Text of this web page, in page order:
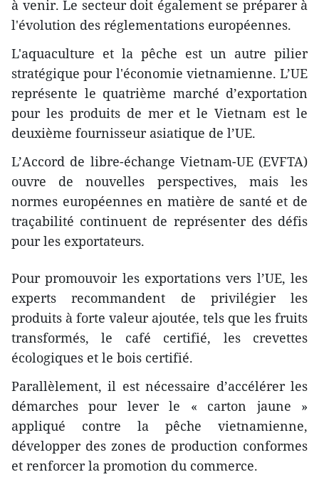
à venir. Le secteur doit également se préparer à
l'évolution des réglementations européennes.
L'aquaculture et la pêche est un autre pilier
stratégique pour l'économie vietnamienne. L’UE
représente le quatrième marché d’exportation
pour les produits de mer et le Vietnam est le
deuxième fournisseur asiatique de l’UE.
L’Accord de libre-échange Vietnam-UE (EVFTA)
ouvre de nouvelles perspectives, mais les
normes européennes en matière de santé et de
traçabilité continuent de représenter des défis
pour les exportateurs.
Pour promouvoir les exportations vers l’UE, les
experts recommandent de privilégier les
produits à forte valeur ajoutée, tels que les fruits
transformés, le café certifié, les crevettes
écologiques et le bois certifié.
Parallèlement, il est nécessaire d’accélérer les
démarches pour lever le « carton jaune »
appliqué contre la pêche vietnamienne,
développer des zones de production conformes
et renforcer la promotion du commerce.